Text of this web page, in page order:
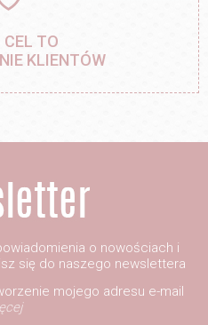
TO
KLIENTÓW
o nowościach i
się do naszego newslettera
mojego adresu e-mail